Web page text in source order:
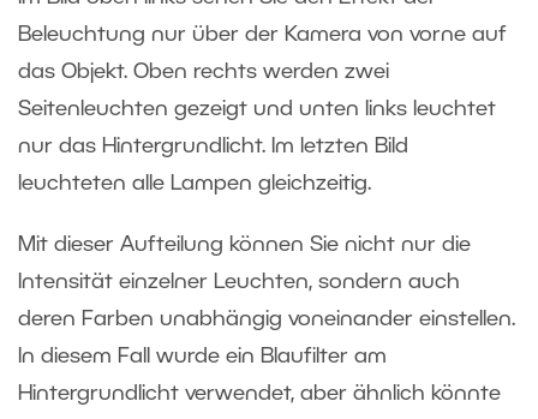
Beleuchtung nur über der Kamera von vorne auf
das Objekt. Oben rechts werden zwei
Seitenleuchten gezeigt und unten links leuchtet
nur das Hintergrundlicht. Im letzten Bild
leuchteten alle Lampen gleichzeitig.
Mit dieser Aufteilung können Sie nicht nur die
Intensität einzelner Leuchten, sondern auch
deren Farben unabhängig voneinander einstellen.
In diesem Fall wurde ein Blaufilter am
Hintergrundlicht verwendet, aber ähnlich könnte